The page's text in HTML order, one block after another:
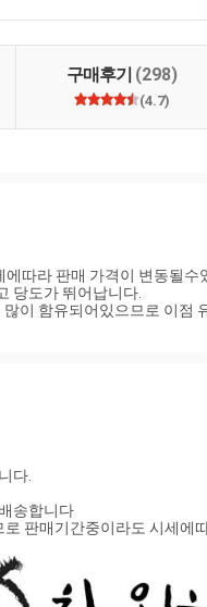
구매후기 (298)
(4.7)
따라 판매 가격이 변동될수
당도가 뛰어납니다.
이 함유되어있으므로 이점
다.
송합니다
판매기간중이라도 시세에